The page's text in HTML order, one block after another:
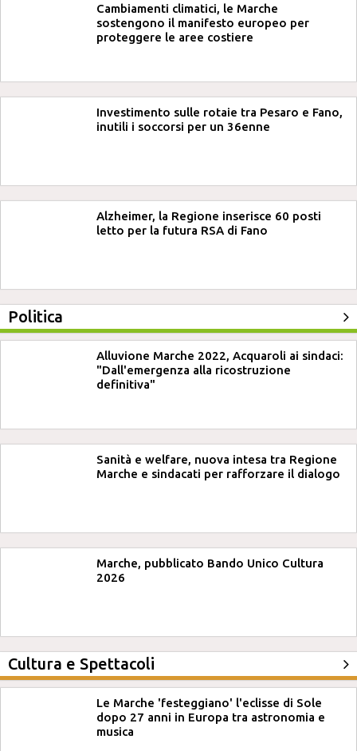
Cambiamenti climatici, le Marche
sostengono il manifesto europeo per
proteggere le aree costiere
Investimento sulle rotaie tra Pesaro e Fano,
inutili i soccorsi per un 36enne
Alzheimer, la Regione inserisce 60 posti
letto per la futura RSA di Fano
Politica
Alluvione Marche 2022, Acquaroli ai sindaci:
"Dall'emergenza alla ricostruzione
definitiva"
Sanità e welfare, nuova intesa tra Regione
Marche e sindacati per rafforzare il dialogo
Marche, pubblicato Bando Unico Cultura
2026
Cultura e Spettacoli
Le Marche 'festeggiano' l'eclisse di Sole
dopo 27 anni in Europa tra astronomia e
musica